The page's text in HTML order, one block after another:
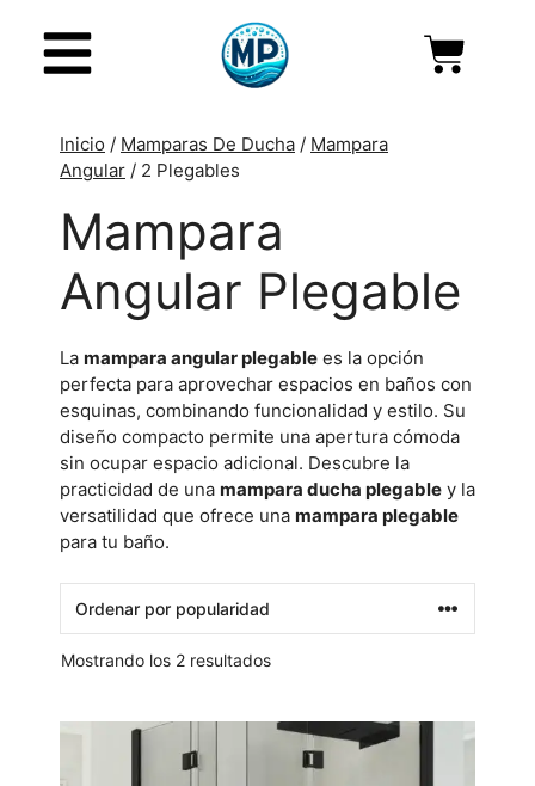
Inicio / Mamparas De Ducha / Mampara
Angular / 2 Plegables
Mampara
Angular Plegable
La mampara angular plegable es la opción
perfecta para aprovechar espacios en baños con
esquinas, combinando funcionalidad y estilo. Su
diseño compacto permite una apertura cómoda
sin ocupar espacio adicional. Descubre la
practicidad de una mampara ducha plegable y la
versatilidad que ofrece una mampara plegable
para tu baño.
Mostrando los 2 resultados